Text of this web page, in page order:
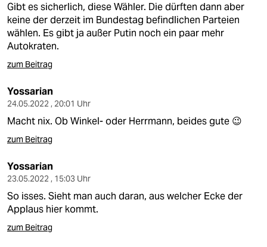
Gibt es sicherlich, diese Wähler. Die dürften dann aber
keine der derzeit im Bundestag befindlichen Parteien
wählen. Es gibt ja außer Putin noch ein paar mehr
Autokraten.
zum Beitrag
Yossarian
24.05.2022 , 20:01 Uhr
Macht nix. Ob Winkel- oder Herrmann, beides gute 😉
zum Beitrag
Yossarian
23.05.2022 , 15:03 Uhr
So isses. Sieht man auch daran, aus welcher Ecke der
Applaus hier kommt.
zum Beitrag